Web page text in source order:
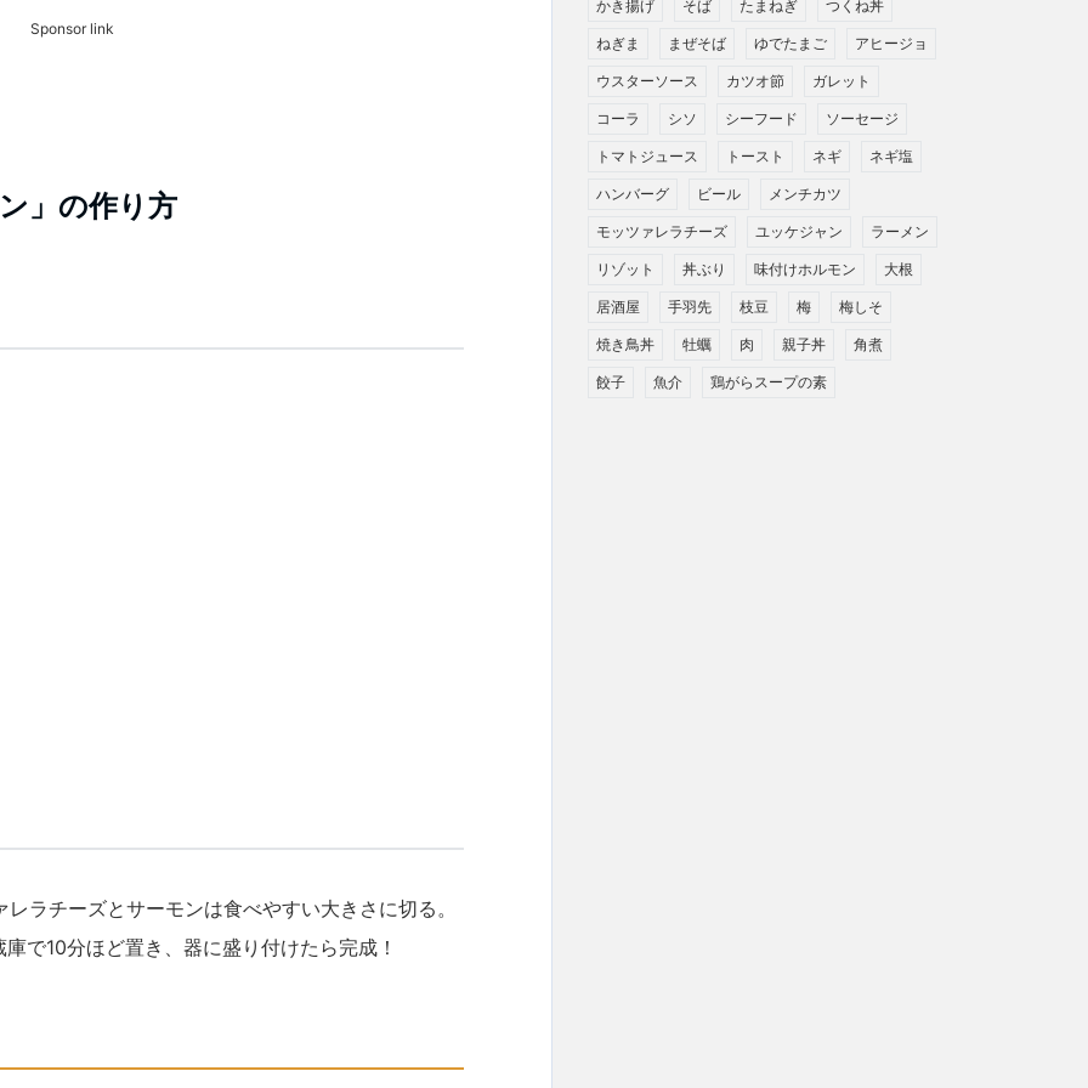
Sponsor link
」の作り方
ラチーズとサーモンは食べやすい大きさに切る。
で10分ほど置き、器に盛り付けたら完成！
かき揚げ そば たまねぎ つくね丼
ねぎま まぜそば ゆでたまご アヒージョ
ウスターソース カツオ節 ガレット
コーラ シソ シーフード ソーセージ
トマトジュース トースト ネギ ネギ塩
ハンバーグ ビール メンチカツ
モッツァレラチーズ ユッケジャン ラーメン
リゾット 丼ぶり 味付けホルモン 大根
居酒屋 手羽先 枝豆 梅 梅しそ
焼き鳥丼 牡蠣 肉 親子丼 角煮
餃子 魚介 鶏がらスープの素